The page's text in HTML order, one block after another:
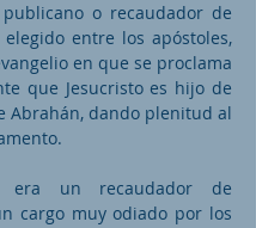
o recaudador de
elegido entre los apóstoles,
en que se proclama
que Jesucristo es hijo de
Abrahán, dando plenitud al
era un recaudador de
cargo muy odiado por los